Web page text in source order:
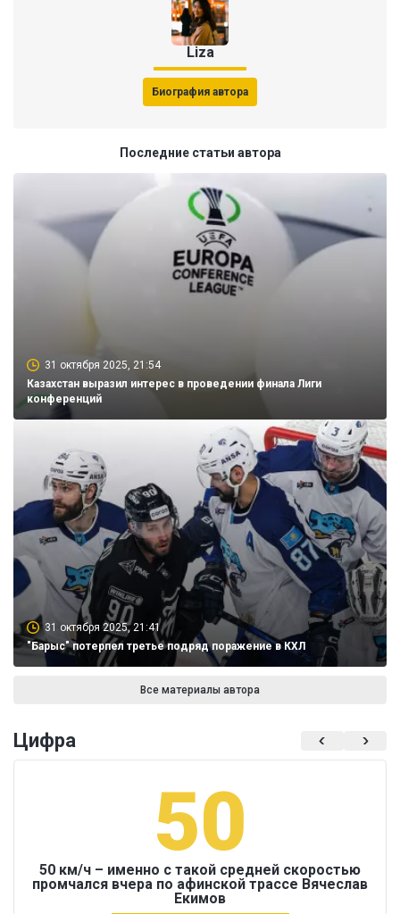
Liza
Биография автора
Последние статьи автора
31 октября 2025, 21:54
Казахстан выразил интерес в проведении финала Лиги
конференций
31 октября 2025, 21:41
"Барыс" потерпел третье подряд поражение в КХЛ
Все материалы автора
Цифра
50
50 км/ч – именно с такой средней скоростью
промчался вчера по афинской трассе Вячеслав
Екимов